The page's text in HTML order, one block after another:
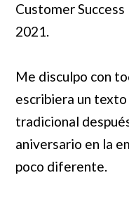
Customer
2021.
Me disculpo con
escribiera un
tradicional
aniversario en la
poco diferente.